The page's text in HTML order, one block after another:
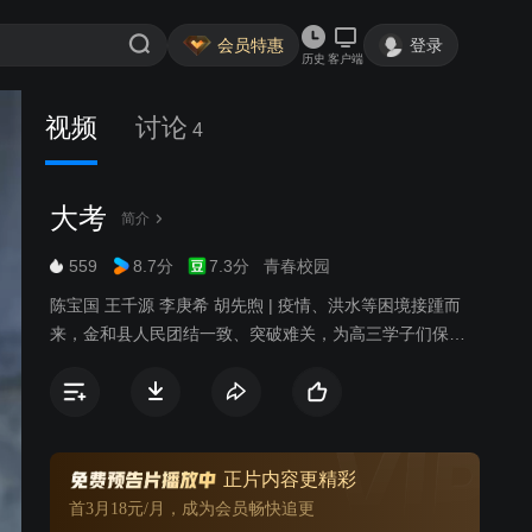
会员特惠
历史 客户端
登录
视频 讨论 4
大考 简介
559 8.7分 7.3分 青春校园
陈宝国 王千源 李庚希 胡先煦 | 疫情、洪水等困境接踵而
来，金和县人民团结一致、突破难关，为高三学子们保驾
正片内容更精彩
首3月18元/月，成为会员畅快追更